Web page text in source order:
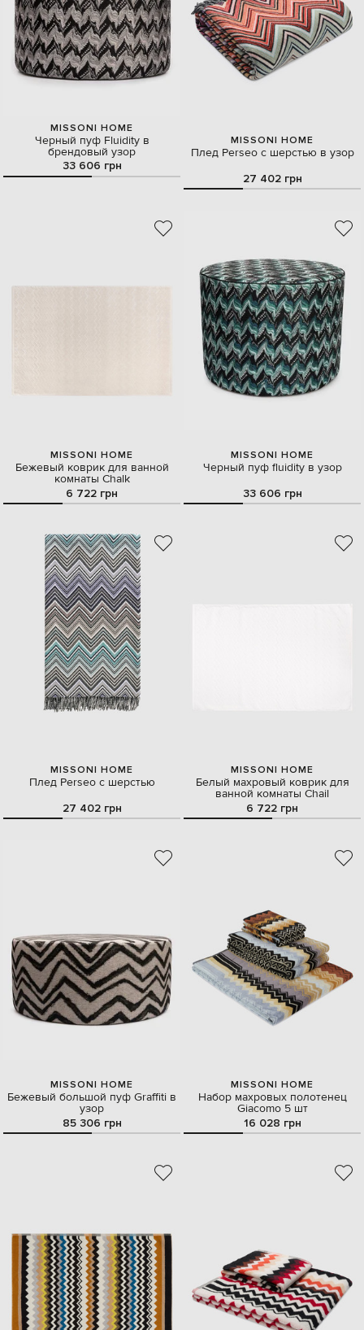
MISSONI HOME
Черный пуф Fluidity в
брендовый узор
33 606 грн
MISSONI HOME
Плед Perseo с шерстью в узор
27 402 грн
MISSONI HOME
Бежевый коврик для ванной
комнаты Chalk
6 722 грн
MISSONI HOME
Черный пуф fluidity в узор
33 606 грн
MISSONI HOME
Плед Perseo с шерстью
27 402 грн
MISSONI HOME
Белый махровый коврик для
ванной комнаты Chail
6 722 грн
MISSONI HOME
Бежевый большой пуф Graffiti в
узор
85 306 грн
MISSONI HOME
Набор махровых полотенец
Giacomo 5 шт
16 028 грн